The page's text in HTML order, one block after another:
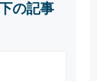
の記事